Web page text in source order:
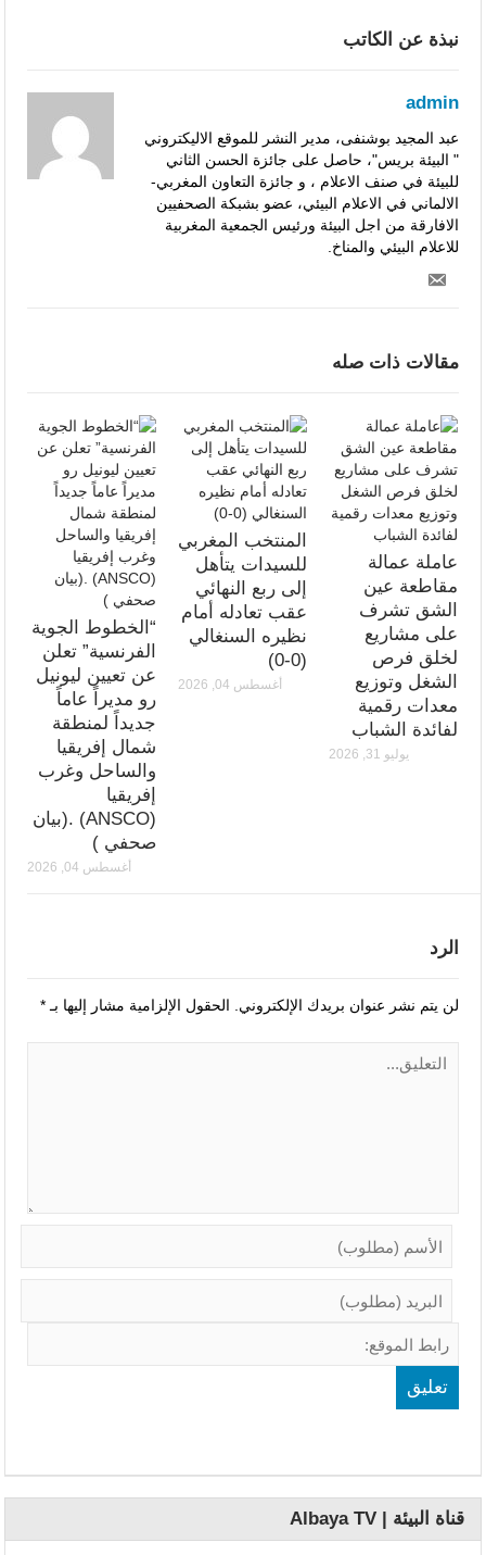
نبذة عن الكاتب
admin
عبد المجيد بوشنفى، مدير النشر للموقع الاليكتروني
" البيئة بريس"، حاصل على جائزة الحسن الثاني
للبيئة في صنف الاعلام ، و جائزة التعاون المغربي-
الالماني في الاعلام البيئي، عضو بشبكة الصحفيين
الافارقة من اجل البيئة ورئيس الجمعية المغربية
للاعلام البيئي والمناخ.
مقالات ذات صله
“الخطوط الجوية
الفرنسية” تعلن
عن تعيين ليونيل
رو مديراً عاماً
جديداً لمنطقة
شمال إفريقيا
والساحل وغرب
إفريقيا
(ANSCO) .(بيان
صحفي )
أغسطس 04, 2026
المنتخب المغربي
للسيدات يتأهل
إلى ربع النهائي
عقب تعادله أمام
نظيره السنغالي
(0-0)
أغسطس 04, 2026
عاملة عمالة
مقاطعة عين
الشق تشرف
على مشاريع
لخلق فرص
الشغل وتوزيع
معدات رقمية
لفائدة الشباب
يوليو 31, 2026
الرد
لن يتم نشر عنوان بريدك الإلكتروني. الحقول الإلزامية مشار إليها بـ*
قناة البيئة | Albaya TV